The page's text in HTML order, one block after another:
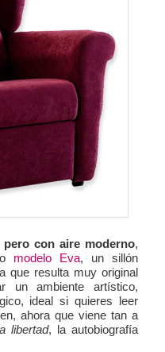
pero con aire moderno,
modelo Eva, un sillón
que resulta muy original
un ambiente artístico,
ideal si quieres leer
ahora que viene tan a
libertad, la autobiografía